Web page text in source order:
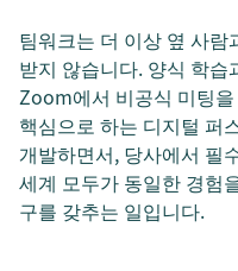
팀워크는 더 이상 옆 사
받지 않습니다. 양식 학
Zoom에서 비공식 미팅
핵심으로 하는 디지털 퍼
개발하면서, 당사에서 필
세계 모두가 동일한 경험
구를 갖추는 일입니다.